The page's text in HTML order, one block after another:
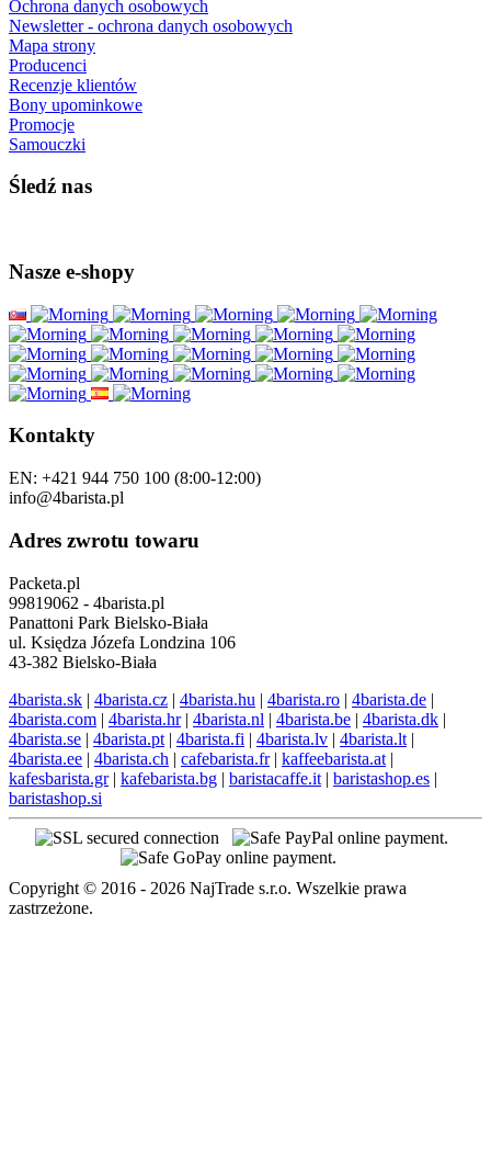
Ochrona danych osobowych
Newsletter - ochrona danych osobowych
Mapa strony
Producenci
Recenzje klientów
Bony upominkowe
Promocje
Samouczki
Śledź nas
Nasze e-shopy
Kontakty
EN: +421 944 750 100 (8:00-12:00)
info@4barista.pl
Adres zwrotu towaru
Packeta.pl
99819062 - 4barista.pl
Panattoni Park Bielsko-Biała
ul. Księdza Józefa Londzina 106
43-382 Bielsko-Biała
4barista.sk | 4barista.cz | 4barista.hu | 4barista.ro | 4barista.de |
4barista.com | 4barista.hr| 4barista.nl | 4barista.be | 4barista.dk |
4barista.se | 4barista.pt | 4barista.fi | 4barista.lv | 4barista.lt |
4barista.ee | 4barista.ch | cafebarista.fr| kaffeebarista.at |
kafesbarista.gr| kafebarista.bg | baristacaffe.it | baristashop.es |
baristashop.si
Copyright © 2016 - 2026 NajTrade s.r.o. Wszelkie prawa
zastrzeżone.